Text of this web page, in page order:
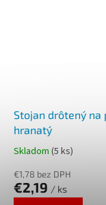
Stojan drôtený na
hranatý
Skladom (5 ks)
€1,78 bez DPH
€2,19 / ks